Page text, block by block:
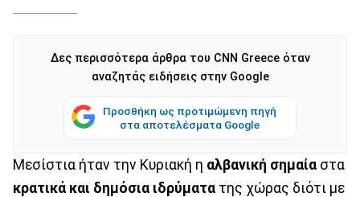
Δες περισσότερα άρθρα του CNN Greece όταν
αναζητάς ειδήσεις στην Google
Προσθήκη ως προτιμώμενη πηγή
στα αποτελέσματα Google
Μεσίστια ήταν την Κυριακή η αλβανική σημαία στα
κρατικά και δημόσια ιδρύματα της χώρας διότι με